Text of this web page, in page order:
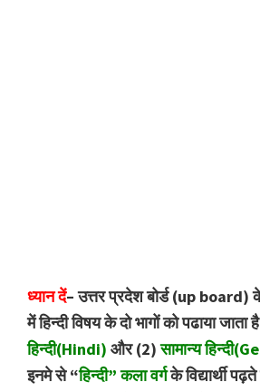
ध्यान दें– उत्तर प्रदेश बोर्ड (up board)
में हिन्दी विषय के दो भागों को पढाया जाता
हिन्दी(Hindi) और (2)सामान्य
इनमे से “हिन्दी” कला वर्गके विद्यार्थी